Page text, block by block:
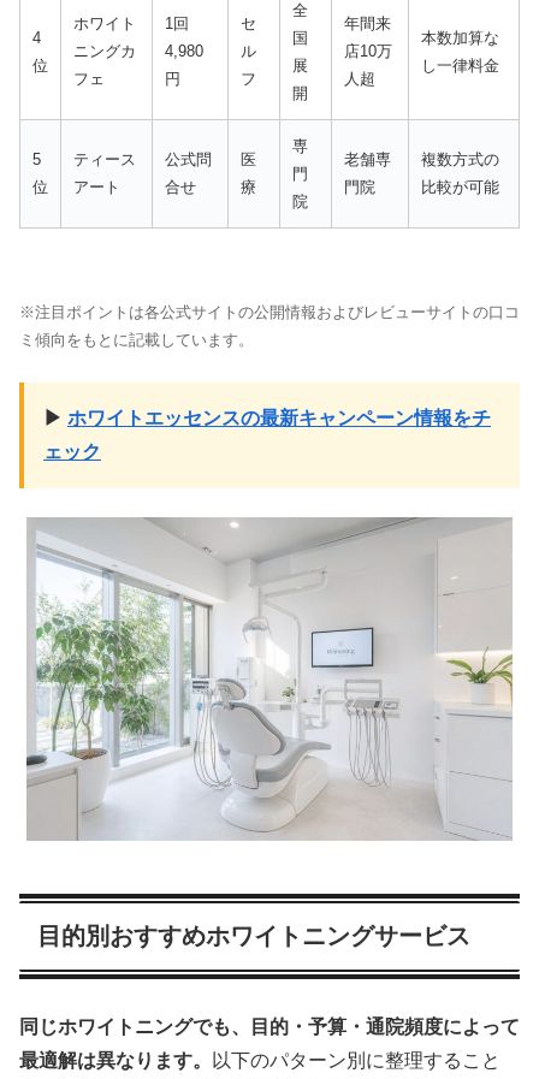
4
位
ホワイト
ニングカ
フェ
1回
4,980
円
セ
ル
フ
全
国
展
開
年間来
店10万
人超
本数加算な
し一律料金
5
位
ティース
アート
公式問
合せ
医
療
専
門
院
老舗専
門院
複数方式の
比較が可能
※注目ポイントは各公式サイトの公開情報およびレビューサイトの口コ
ミ傾向をもとに記載しています。
▶ ホワイトエッセンスの最新キャンペーン情報をチ
ェック
目的別おすすめホワイトニングサービス
同じホワイトニングでも、目的・予算・通院頻度によって
最適解は異なります。
以下のパターン別に整理すること